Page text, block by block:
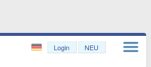
Login NEU